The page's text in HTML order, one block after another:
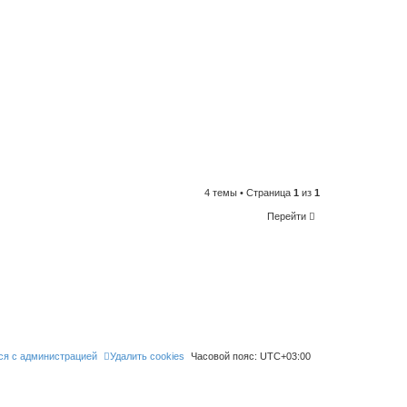
4 темы • Страница 1 из 1
Перейти
Часовой пояс: UTC+03:00
Удалить cookies
с администрацией